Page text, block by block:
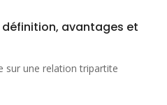
définition, avantages et
sur une relation tripartite